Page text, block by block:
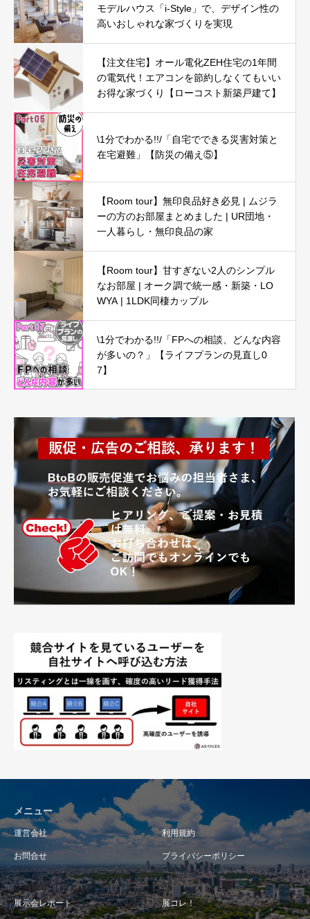
モデルハウス「i-Style」で、デザイン性の
高いおしゃれな家づくりを実現
【注文住宅】オール電化ZEH住宅の1年間
の電気代！エアコンを節約しなくてもいい
お得な家づくり【ローコスト新築戸建て】
\1分でわかる!!/「自宅でできる災害対策と
在宅避難」【防災の備え⑤】
【Room tour】無印良品好き必見 | ムジラ
ーの方のお部屋まとめました | UR団地・
一人暮らし・無印良品の家
【Room tour】甘すぎない2人のシンプル
なお部屋 | オーク調で統一感・新築・LO
WYA | 1LDK同棲カップル
\1分でわかる!!/「FPへの相談、どんな内容
が多いの？」【ライフプランの見直し0
7】
メニュー
運営会社 利用規約
お問合せ プライバシーポリシー
展示会レポート 展コレ！